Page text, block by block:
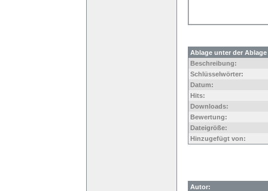
Ablage unter der
Beschreibung:
Schlüsselwörter:
Datum:
Hits:
Downloads:
Bewertung:
Dateigröße:
Hinzugefügt von:
Autor: